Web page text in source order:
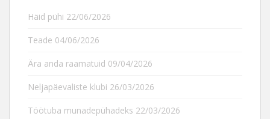
Häid pühi 22/06/2026
Teade 04/06/2026
Ära anda raamatuid 09/04/2026
Neljapäevaliste klubi 26/03/2026
Töötuba munadepühadeks 22/03/2026